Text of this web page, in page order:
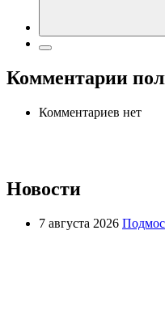
Комментарии
Комментариев нет
Новости
7 августа 2026